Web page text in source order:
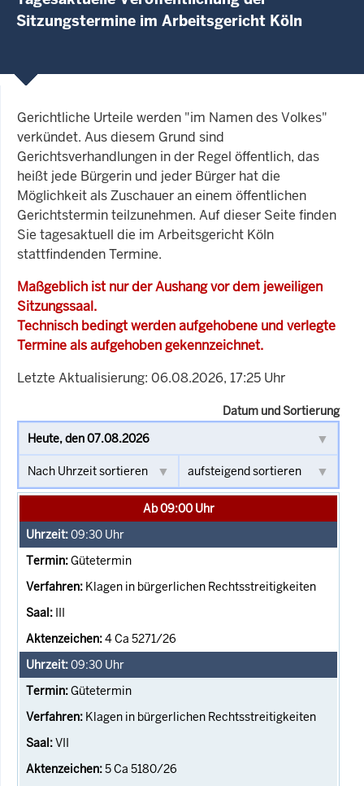
Sitzungstermine im Arbeitsgericht Köln
Gerichtliche Urteile werden "im Namen des Volkes"
verkündet. Aus diesem Grund sind
Gerichtsverhandlungen in der Regel öffentlich, das
heißt jede Bürgerin und jeder Bürger hat die
Möglichkeit als Zuschauer an einem öffentlichen
Gerichtstermin teilzunehmen. Auf dieser Seite finden
Sie tagesaktuell die im Arbeitsgericht Köln
stattfindenden Termine.
Maßgeblich ist nur der Aushang vor dem jeweiligen
Sitzungssaal.
Technisch bedingt werden aufgehobene und verlegte
Termine als aufgehoben gekennzeichnet.
Letzte Aktualisierung: 06.08.2026, 17:25 Uhr
Datum und Sortierung
Ab 09:00 Uhr
09:30 Uhr
Gütetermin
Klagen in bürgerlichen Rechtsstreitigkeiten
III
4 Ca 5271/26
09:30 Uhr
Gütetermin
Klagen in bürgerlichen Rechtsstreitigkeiten
VII
5 Ca 5180/26